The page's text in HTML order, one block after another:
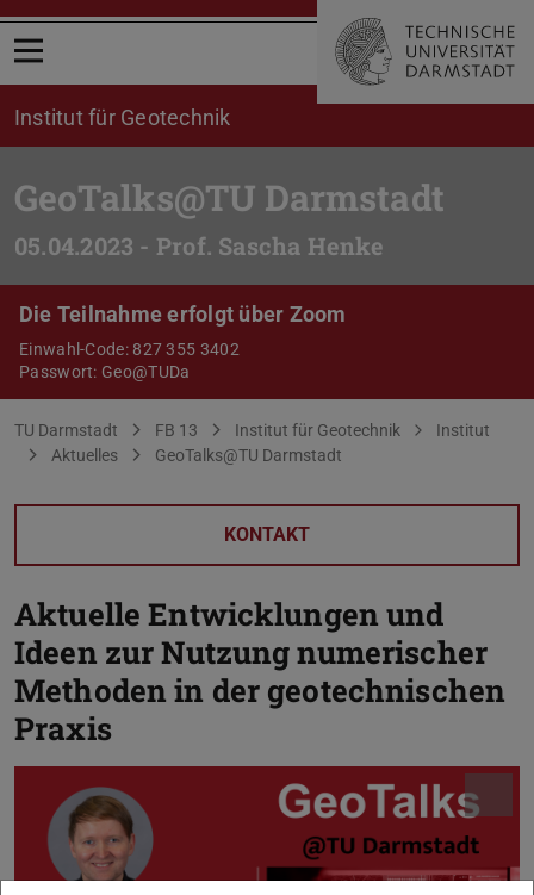
Menü öffnen
Institut für Geotechnik
GeoTalks@TU Darmstadt
05.04.2023 - Prof. Sascha Henke
Die Teilnahme erfolgt über Zoom
Einwahl-Code: 827 355 3402
Passwort: Geo@TUDa
Sie befinden sich hier:
TU Darmstadt FB 13 Institut für Geotechnik
Institut
Aktuelles
GeoTalks@TU Darmstadt
KONTAKT
Aktuelle Entwicklungen und
Ideen zur Nutzung numerischer
Methoden in der geotechnischen
Praxis